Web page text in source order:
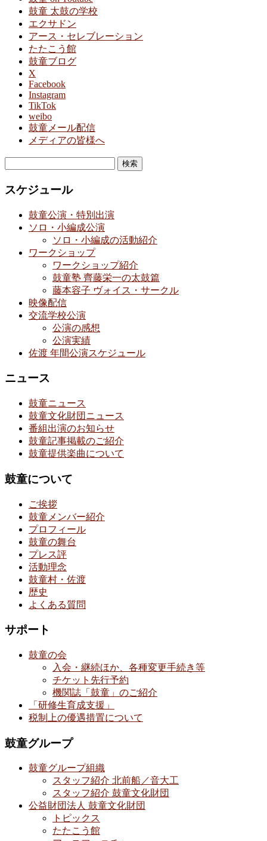
鼓童 太鼓の学校
エクサドン
アース・セレブレーション
たたこう館
鼓童ブログ
X
Facebook
Instagram
TikTok
weibo
鼓童メール配信
メディアの皆様へ
スケジュール
鼓童公演・特別出演
ソロ・小編成公演
ソロ・小編成の活動紹介
ワークショップ
ワークショップ紹介
鼓童塾 齊藤栄一の太鼓篇
藤本容子 ヴォイス・サークル
映像配信
交流学校公演
公演の感想
公演実績
佐渡 年間公演スケジュール
ニュース
鼓童ニュース
鼓童文化財団ニュース
番組出演のお知らせ
鼓童記事掲載のご紹介
鼓童提供楽曲について
鼓童について
ご挨拶
鼓童メンバー紹介
プロフィール
鼓童の舞台
プレス評
活動理念
鼓童村・佐渡
歴史
よくある質問
サポート
鼓童の会
入会・継続ほか、各種変更手続き等
チケット先行予約
機関誌「鼓童」のご紹介
「研修生育成支援」
税制上の優遇措置について
鼓童グループ
鼓童グループ組織
スタッフ紹介 北前船／音大工
スタッフ紹介 鼓童文化財団
公益財団法人 鼓童文化財団
トピックス
たたこう館